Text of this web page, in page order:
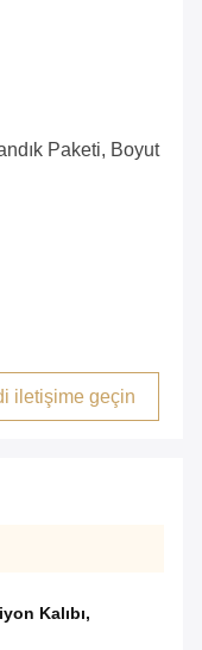
Paketi, Boyut
iletişime geçin
Kalıbı,